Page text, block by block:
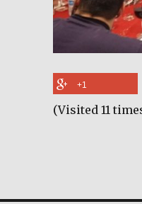
+1
(Visited 11